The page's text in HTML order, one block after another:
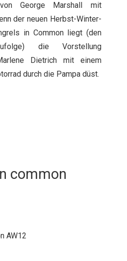
von George Marshall mit
der neuen Herbst-Winter-
in Common liegt (den
die Vorstellung
Dietrich mit einem
durch die Pampa düst.
common
AW12